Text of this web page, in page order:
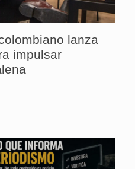
lanza
impulsar